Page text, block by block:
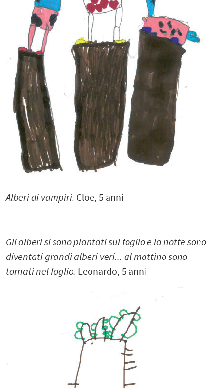
Alberi di vampiri. Cloe, 5 anni
Gli alberi si sono piantati sul foglio e la notte sono
diventati grandi alberi veri... al mattino sono
tornati nel foglio. Leonardo, 5 anni